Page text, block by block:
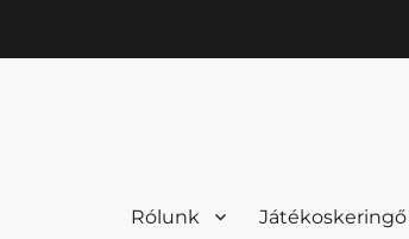
Rólunk Játékoskeringő